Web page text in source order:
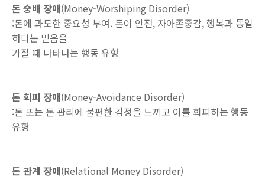
돈 숭배 장애(Money-Worshiping Disorder)
:돈에 과도한 중요성 부여. 돈이 안전, 자아존중감, 행복과 동일
하다는 믿음을
가질 때 나타나는 행동 유형
돈 회피 장애(Money-Avoidance Disorder)
:돈 또는 돈 관리에 불편한 감정을 느끼고 이를 회피하는 행동
유형
돈 관계 장애(Relational Money Disorder)